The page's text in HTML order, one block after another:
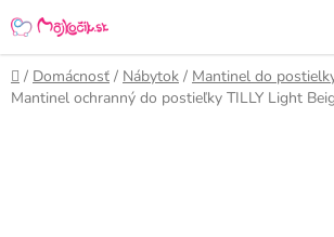
na
obsah
Domov
/ Domácnosť / Nábytok / Mantinel do
Mantinel ochranný do postieľky TILLY Light